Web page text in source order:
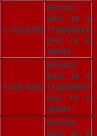
1.700.000Đ
KHUNG
BAO 40 X
110MMNẸP
CHỈ 10 X
40MM
1.800.000Đ
KHUNG
BAO 40 X
110MMNẸP
CHỈ 10 X
40MM
KHUNG
BAO 45 X